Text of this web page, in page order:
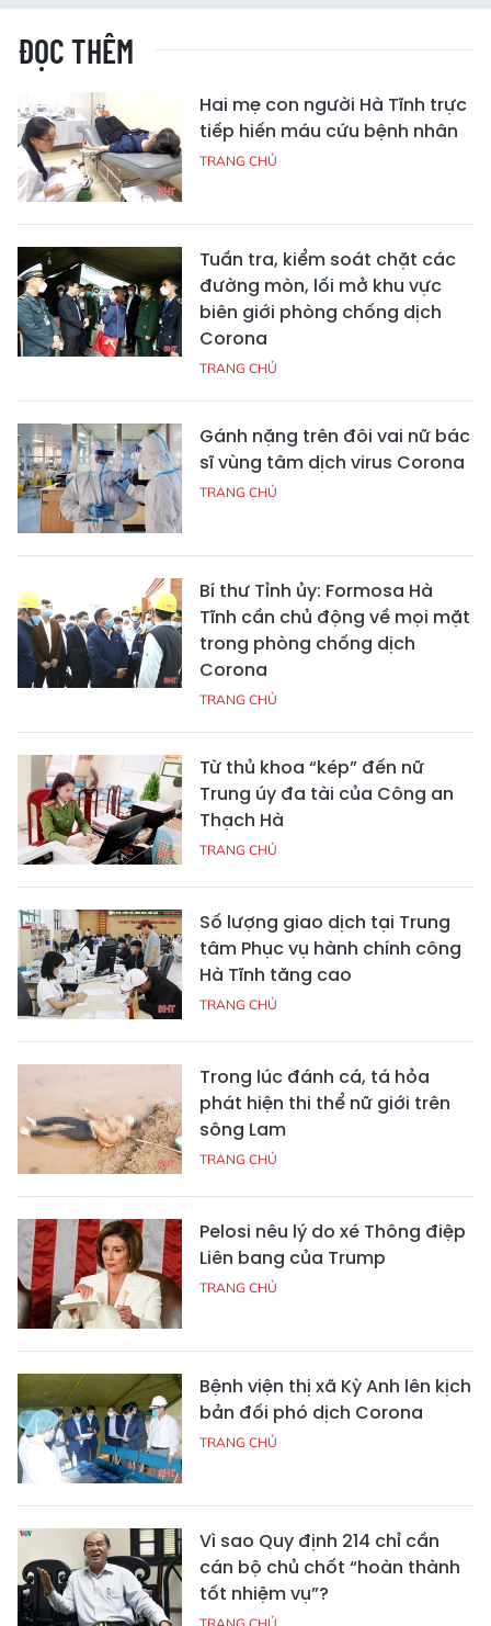
ĐỌC THÊM
Hai mẹ con người Hà Tĩnh trực
tiếp hiến máu cứu bệnh nhân
TRANG CHỦ
Tuần tra, kiểm soát chặt các
đường mòn, lối mở khu vực
biên giới phòng chống dịch
Corona
TRANG CHỦ
Gánh nặng trên đôi vai nữ bác
sĩ vùng tâm dịch virus Corona
TRANG CHỦ
Bí thư Tỉnh ủy: Formosa Hà
Tĩnh cần chủ động về mọi mặt
trong phòng chống dịch
Corona
TRANG CHỦ
Từ thủ khoa “kép” đến nữ
Trung úy đa tài của Công an
Thạch Hà
TRANG CHỦ
Số lượng giao dịch tại Trung
tâm Phục vụ hành chính công
Hà Tĩnh tăng cao
TRANG CHỦ
Trong lúc đánh cá, tá hỏa
phát hiện thi thể nữ giới trên
sông Lam
TRANG CHỦ
Pelosi nêu lý do xé Thông điệp
Liên bang của Trump
TRANG CHỦ
Bệnh viện thị xã Kỳ Anh lên kịch
bản đối phó dịch Corona
TRANG CHỦ
Vì sao Quy định 214 chỉ cần
cán bộ chủ chốt “hoàn thành
tốt nhiệm vụ”?